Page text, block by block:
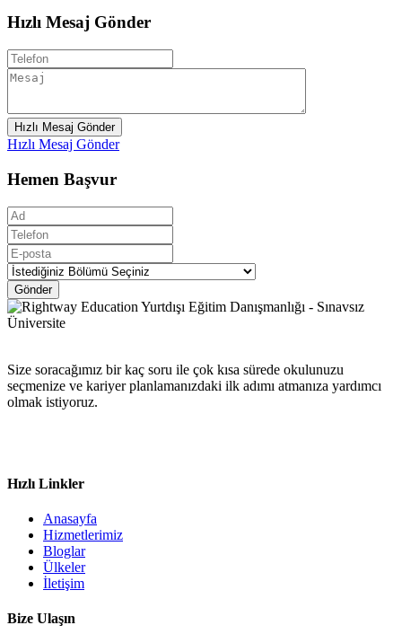
Hızlı Mesaj Gönder
Hızlı Mesaj Gönder
Hızlı Mesaj Gönder
Hemen Başvur
Gönder
Size soracağımız bir kaç soru ile çok kısa sürede okulunuzu
seçmenize ve kariyer planlamanızdaki ilk adımı atmanıza yardımcı
olmak istiyoruz.
Hızlı Linkler
Anasayfa
Hizmetlerimiz
Bloglar
Ülkeler
İletişim
Bize Ulaşın